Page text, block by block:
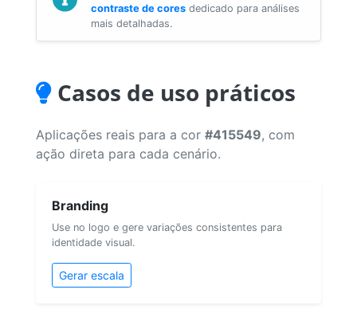
contraste de cores dedicado para análises
mais detalhadas.
Casos de uso práticos
Aplicações reais para a cor #415549, com
ação direta para cada cenário.
Branding
Use no logo e gere variações consistentes para
identidade visual.
Gerar escala